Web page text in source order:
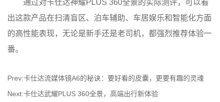
通过对卡仕达神耀PLUS 360全景的实际测评，可以看
出这款产品在扫清盲区、泊车辅助、车居娱乐和智能化方面
的高性能表现，无论是新手还是老司机，都强烈推荐体验一
番。
Prev:卡仕达流媒体镜A6的秘诀：要好看的皮囊，更要有趣的灵魂
Next:卡仕达武耀PLUS 360全景，高端出行新体验